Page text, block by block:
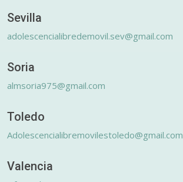
Sevilla
adolescencialibredemovil.sev@gmail.com
Soria
almsoria975@gmail.com
Toledo
Adolescencialibremovilestoledo@gmail.com
Valencia